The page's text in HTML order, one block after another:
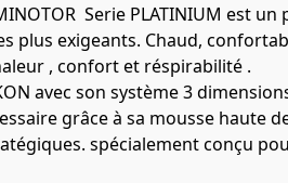
Serie PLATINIUM est
plus exigeants. Chaud,
, confort et réspirabilité .
avec son système 3
grâce à sa mousse haute
spécialement conçu